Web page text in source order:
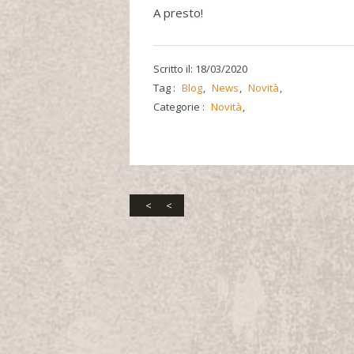
A presto!
Scritto il: 18/03/2020
Tag : Blog News
Novità
Categorie : Novità
<